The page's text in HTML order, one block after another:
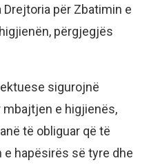
për Zbatimin e
përgjegjës
sigurojnë
e higjienës,
të obliguar që të
hapësirës së tyre dhe